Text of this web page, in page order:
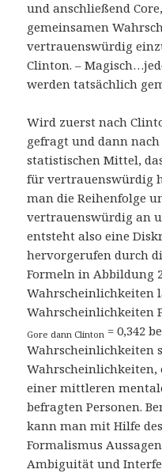
und anschließend
gemeinsamen
vertrauenswürdig
Clinton. –
werden tatsächlich
Wird zuerst nach
gefragt und dann
statistischen Mittel,
für vertrauenswürdig
man die Reihenfolge
vertrauenswürdig an
entsteht also eine
hervorgerufen durch
Formeln in Abbildung
Wahrscheinlichkeiten
Wahrscheinlichkeiten
Gore dann Clinton = 0,342
Wahrscheinlichkeiten
Wahrscheinlichkeiten,
einer mittleren
befragten Personen.
kann man mit Hilfe
Formalismus
Ambiguität und